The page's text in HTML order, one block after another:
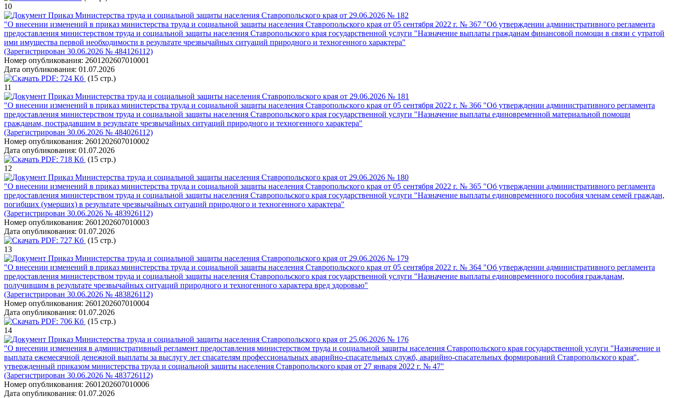
10
Приказ Министерства труда и социальной защиты населения Ставропольского края от 29.06.2026 № 182
"О внесении изменений в приказ министерства труда и социальной защиты населения Ставропольского края от 05 сентября 2022 г. № 367 "Об утверждении административного регламента
предоставления министерством труда и социальной защиты населения Ставропольского края государственной услуги "Назначение выплаты гражданам финансовой помощи в связи с утратой
ими имущества первой необходимости в результате чрезвычайных ситуаций природного и техногенного характера"
(Зарегистрирован 30.06.2026 № 484126112)
Номер опубликования: 2601202607010001
Дата опубликования: 01.07.2026
PDF: 724 Кб (15 стр.)
11
Приказ Министерства труда и социальной защиты населения Ставропольского края от 29.06.2026 № 181
"О внесении изменений в приказ министерства труда и социальной защиты населения Ставропольского края от 05 сентября 2022 г. № 366 "Об утверждении административного регламента
предоставления министерством труда и социальной защиты населения Ставропольского края государственной услуги "Назначение выплаты единовременной материальной помощи
гражданам, пострадавшим в результате чрезвычайных ситуаций природного и техногенного характера"
(Зарегистрирован 30.06.2026 № 484026112)
Номер опубликования: 2601202607010002
Дата опубликования: 01.07.2026
PDF: 718 Кб (15 стр.)
12
Приказ Министерства труда и социальной защиты населения Ставропольского края от 29.06.2026 № 180
"О внесении изменений в приказ министерства труда и социальной защиты населения Ставропольского края от 05 сентября 2022 г. № 365 "Об утверждении административного регламента
предоставления министерством труда и социальной защиты населения Ставропольского края государственной услуги "Назначение выплаты единовременного пособия членам семей граждан,
погибших (умерших) в результате чрезвычайных ситуаций природного и техногенного характера"
(Зарегистрирован 30.06.2026 № 483926112)
Номер опубликования: 2601202607010003
Дата опубликования: 01.07.2026
PDF: 727 Кб (15 стр.)
13
Приказ Министерства труда и социальной защиты населения Ставропольского края от 29.06.2026 № 179
"О внесении изменений в приказ министерства труда и социальной защиты населения Ставропольского края от 05 сентября 2022 г. № 364 "Об утверждении административного регламента
предоставления министерством труда и социальной защиты населения Ставропольского края государственной услуги "Назначение выплаты единовременного пособия гражданам,
получившим в результате чрезвычайных ситуаций природного и техногенного характера вред здоровью"
(Зарегистрирован 30.06.2026 № 483826112)
Номер опубликования: 2601202607010004
Дата опубликования: 01.07.2026
PDF: 706 Кб (15 стр.)
14
Приказ Министерства труда и социальной защиты населения Ставропольского края от 25.06.2026 № 176
"О внесении изменения в административный регламент предоставления министерством труда и социальной защиты населения Ставропольского края государственной услуги "Назначение и
выплата ежемесячной денежной выплаты за выслугу лет спасателям профессиональных аварийно-спасательных служб, аварийно-спасательных формирований Ставропольского края",
утвержденный приказом министерства труда и социальной защиты населения Ставропольского края от 27 января 2022 г. № 47"
(Зарегистрирован 30.06.2026 № 483726112)
Номер опубликования: 2601202607010006
Дата опубликования: 01.07.2026